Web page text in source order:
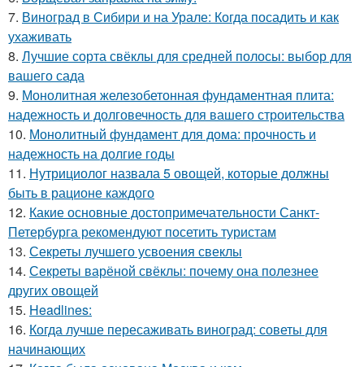
7. Виноград в Сибири и на Урале: Когда посадить и как
ухаживать
8. Лучшие сорта свёклы для средней полосы: выбор для
вашего сада
9. Монолитная железобетонная фундаментная плита:
надежность и долговечность для вашего строительства
10. Монолитный фундамент для дома: прочность и
надежность на долгие годы
11. Нутрициолог назвала 5 овощей, которые должны
быть в рационе каждого
12. Какие основные достопримечательности Санкт-
Петербурга рекомендуют посетить туристам
13. Секреты лучшего усвоения свеклы
14. Секреты варёной свёклы: почему она полезнее
других овощей
15. Headlines:
16. Когда лучше пересаживать виноград: советы для
начинающих